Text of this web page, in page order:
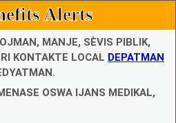
Alerts
MANJE, SÈVIS PIBLIK,
KONTAKTE LOCAL DEPATMAN
OSWA IJANS MEDIKAL,